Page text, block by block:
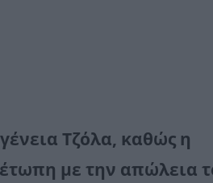
Τζόλα, καθώς η
με την απώλεια